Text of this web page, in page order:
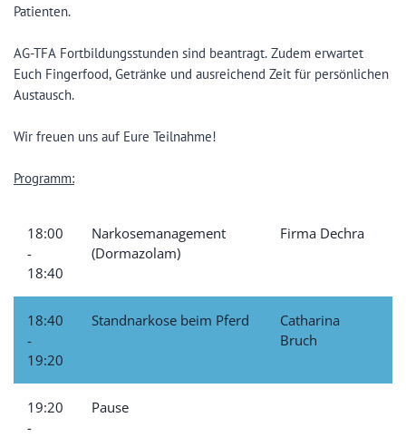
Patienten.
AG-TFA Fortbildungsstunden sind beantragt. Zudem erwartet
Euch Fingerfood, Getränke und ausreichend Zeit für persönlichen
Austausch.
Wir freuen uns auf Eure Teilnahme!
Programm:
18:00
-
18:40
Narkosemanagement
(Dormazolam)
Firma Dechra
18:40
-
19:20
Standnarkose beim Pferd
Catharina
Bruch
19:20
-
Pause